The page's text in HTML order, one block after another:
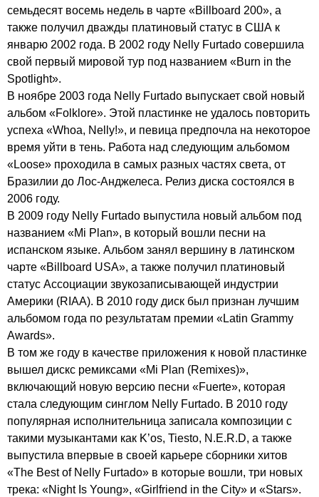
семьдесят восемь недель в чарте «Billboard 200», а
также получил дважды платиновый статус в США к
январю 2002 года. В 2002 году Nelly Furtado совершила
свой первый мировой тур под названием «Burn in the
Spotlight».
В ноябре 2003 года Nelly Furtado выпускает свой новый
альбом «Folklore». Этой пластинке не удалось повторить
успеха «Whoa, Nelly!», и певица предпочла на некоторое
время уйти в тень. Работа над следующим альбомом
«Loose» проходила в самых разных частях света, от
Бразилии до Лос-Анджелеса. Релиз диска состоялся в
2006 году.
В 2009 году Nelly Furtado выпустила новый альбом под
названием «Mi Plan», в который вошли песни на
испанском языке. Альбом занял вершину в латинском
чарте «Billboard USA», а также получил платиновый
статус Ассоциации звукозаписывающей индустрии
Америки (RIAA). В 2010 году диск был признан лучшим
альбомом года по результатам премии «Latin Grammy
Awards».
В том же году в качестве приложения к новой пластинке
вышел дискс ремиксами «Mi Plan (Remixes)»,
включающий новую версию песни «Fuerte», которая
стала следующим синглом Nelly Furtado. В 2010 году
популярная исполнительница записала композиции с
такими музыкантами как K’os, Tiesto, N .E.R.D, а также
выпустила впервые в своей карьере сборники хитов
«The Best of Nelly Furtado» в которые вошли, три новых
трека: «Night Is Young», «Girlfriend in the City» и «Stars».